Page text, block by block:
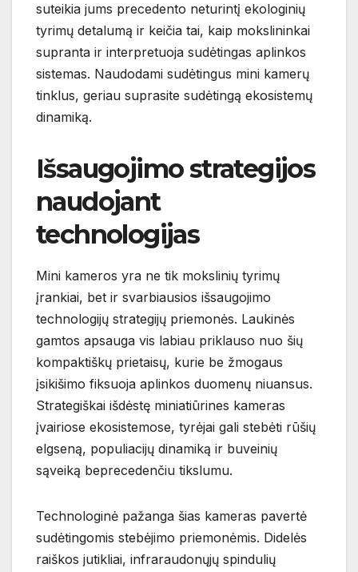
suteikia jums precedento neturintį ekologinių
tyrimų detalumą ir keičia tai, kaip mokslininkai
supranta ir interpretuoja sudėtingas aplinkos
sistemas. Naudodami sudėtingus mini kamerų
tinklus, geriau suprasite sudėtingą ekosistemų
dinamiką.
Išsaugojimo strategijos
naudojant
technologijas
Mini kameros yra ne tik mokslinių tyrimų
įrankiai, bet ir svarbiausios išsaugojimo
technologijų strategijų priemonės. Laukinės
gamtos apsauga vis labiau priklauso nuo šių
kompaktiškų prietaisų, kurie be žmogaus
įsikišimo fiksuoja aplinkos duomenų niuansus.
Strategiškai išdėstę miniatiūrines kameras
įvairiose ekosistemose, tyrėjai gali stebėti rūšių
elgseną, populiacijų dinamiką ir buveinių
sąveiką beprecedenčiu tikslumu.
Technologinė pažanga šias kameras pavertė
sudėtingomis stebėjimo priemonėmis. Didelės
raiškos jutikliai, infraraudonųjų spindulių